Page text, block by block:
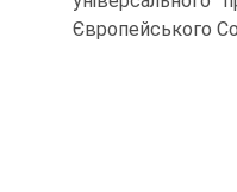
Європейського